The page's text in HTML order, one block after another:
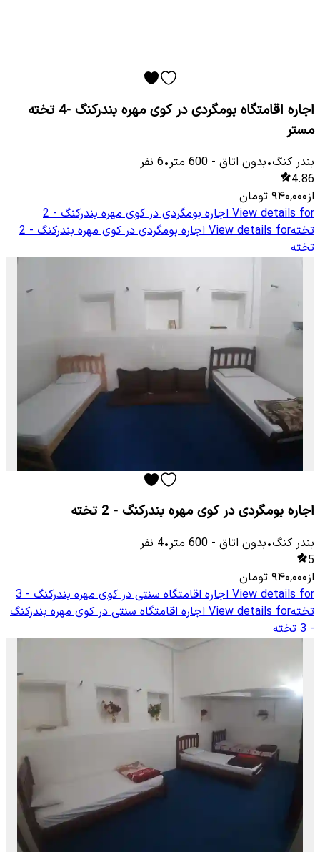
اجاره اقامتگاه بومگردی در کوی مهره بندرکنگ -4 تخته
مستر
بندر کنگ•بدون اتاق -
600 متر•
6 نفر
4.86
از۹۴۰٬۰۰۰ تومان
View details for
اجاره بومگردی در کوی مهره بندرکنگ - 2
تختهView details for
اجاره بومگردی در کوی مهره بندرکنگ - 2
تخته
اجاره بومگردی در کوی مهره بندرکنگ - 2 تخته
بندر کنگ•بدون اتاق -
600 متر•
4 نفر
5
از۹۴۰٬۰۰۰ تومان
View details for
اجاره اقامتگاه سنتی در کوی مهره بندرکنگ - 3
تختهView details for اجاره اقامتگاه سنتی در کوی مهره بندرکنگ
- 3 تخته